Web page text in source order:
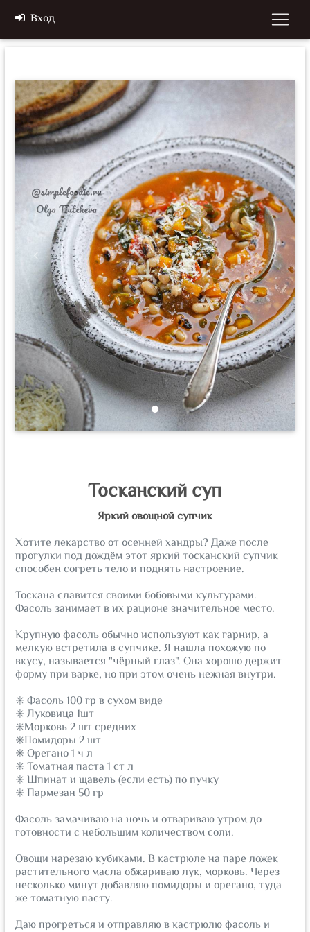
Вход
Previous Next
Тосканский суп
Яркий овощной супчик
Хотите лекарство от осенней хандры? Даже после
прогулки под дождём этот яркий тосканский супчик
способен согреть тело и поднять настроение.
Тоскана славится своими бобовыми культурами.
Фасоль занимает в их рационе значительное место.
Крупную фасоль обычно используют как гарнир, а
мелкую встретила в супчике. Я нашла похожую по
вкусу, называется "чёрный глаз". Она хорошо держит
форму при варке, но при этом очень нежная внутри.
✳️ Фасоль 100 гр в сухом виде
✳️ Луковица 1шт
✳️Морковь 2 шт средних
✳️Помидоры 2 шт
✳️ Орегано 1 ч л
✳️ Томатная паста 1 ст л
✳️ Шпинат и щавель (если есть) по пучку
✳️ Пармезан 50 гр
Фасоль замачиваю на ночь и отвариваю утром до
готовности с небольшим количеством соли.
Овощи нарезаю кубиками. В кастрюле на паре ложек
растительного масла обжариваю лук, морковь. Через
несколько минут добавляю помидоры и орегано, туда
же томатную пасту.
Даю прогреться и отправляю в кастрюлю фасоль и